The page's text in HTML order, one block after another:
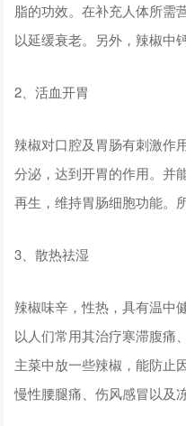
脂的功效。在补充人体所需
以延缓衰老。另外，辣椒中
2、活血开胃
辣椒对口腔及胃肠有刺激作
分泌，达到开胃的作用。并
再生，维持胃肠细胞功能。
3、散热祛湿
辣椒味辛，性热，具有温中
以人们常用其治疗寒滞腹痛
主菜中放一些辣椒，能防止
慢性腰腿痛、伤风感冒以及